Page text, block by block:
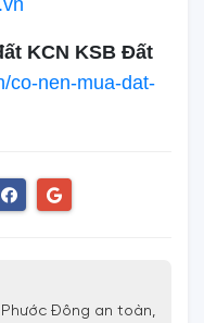
KCN KSB Đất
co-nen-mua-dat-
Đông an toàn,